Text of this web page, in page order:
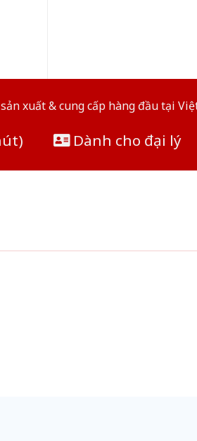
xuất & cung cấp hàng đầu tại
Dành cho đại lý